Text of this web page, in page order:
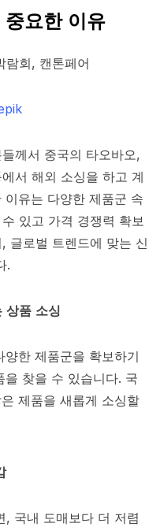
중요한 이유
께서 중국의 타오바오,
서 해외 소싱을 하고 계
유는 다양한 제품군 속
있고 가격 경쟁력 확보
글로벌 트렌드에 맞는 신
.
상품 소싱
한 제품군을 확보하기
찾을 수 있습니다. 국
제품을 새롭게 소싱할
, 국내 도매보다 더 저렴